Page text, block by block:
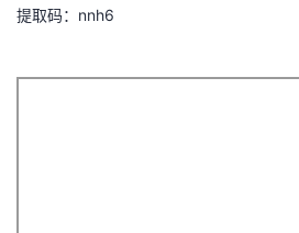
提取码：nnh6